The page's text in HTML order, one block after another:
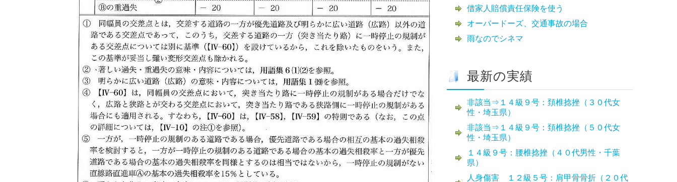
借家人賠償責任保険を使う
オーバードーズ、交通事故の場合
雨なのでシネマ
最新の実績
非該当⇒１４級９号：頚椎捻挫（３０代女
性・埼玉県）
非該当⇒１４級９号：頚椎捻挫（５０代女
性・埼玉県）
１４級９号：腰椎捻挫（４０代男性・千葉
県）
人身傷害 １２級５号：肩甲骨骨折（２０代